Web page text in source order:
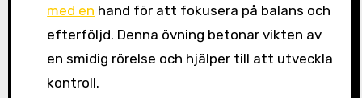
med en hand för att fokusera på balans och
efterföljd. Denna övning betonar vikten av
en smidig rörelse och hjälper till att utveckla
kontroll.